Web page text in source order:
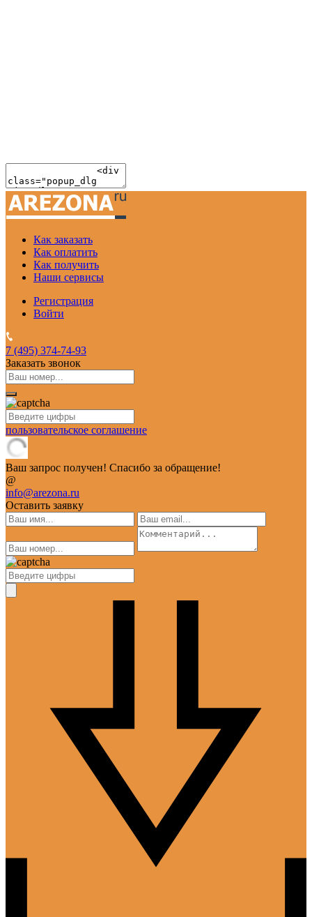
Как заказать
Как оплатить
Как получить
Наши сервисы
Регистрация
Войти
7 (495) 374-74-93
Заказать звонок
пользовательское соглашение
Ваш запрос получен! Спасибо за обращение!
@
info@arezona.ru
Оставить заявку